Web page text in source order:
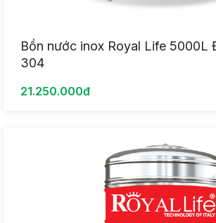
Bồn nước inox Royal Life 5000L
304
21.250.000đ